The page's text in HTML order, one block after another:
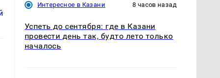
Интересное в Казани 8 часов назад
Успеть до сентября: где в Казани
провести день так, будто лето только
началось